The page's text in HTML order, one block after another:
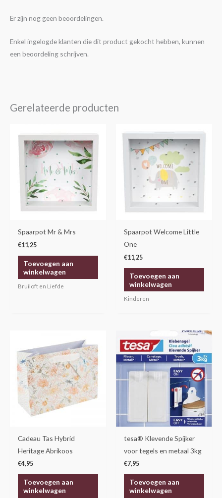
Er zijn nog geen beoordelingen.
Enkel ingelogde klanten die dit product gekocht hebben, kunnen
een beoordeling schrijven.
Gerelateerde producten
Spaarpot Mr & Mrs
€11,25
Toevoegen aan
winkelwagen
Bruiloft en Liefde
Spaarpot Welcome Little
One
€11,25
Toevoegen aan
winkelwagen
Kinderen
Cadeau Tas Hybrid
Heritage Abrikoos
€4,95
Toevoegen aan
winkelwagen
tesa® Klevende Spijker
voor tegels en metaal 3kg
€7,95
Toevoegen aan
winkelwagen